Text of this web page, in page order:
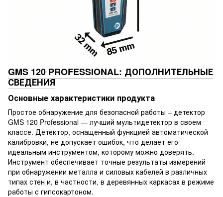
GMS 120 PROFESSIONAL: ДОПОЛНИТЕЛЬНЫЕ
СВЕДЕНИЯ
Основные характеристики продукта
Простое обнаружение для безопасной работы – детектор
GMS 120 Professional — лучший мультидетектор в своем
классе. Детектор, оснащенный функцией автоматической
калибровки, не допускает ошибок, что делает его
идеальным инструментом, которому можно доверять.
Инструмент обеспечивает точные результаты измерений
при обнаружении металла и силовых кабелей в различных
типах стен и, в частности, в деревянных каркасах в режиме
работы с гипсокартоном.